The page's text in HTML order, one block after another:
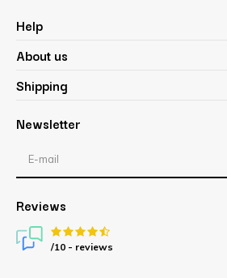
Help
About us
Shipping
Newsletter
Reviews
/10 - reviews